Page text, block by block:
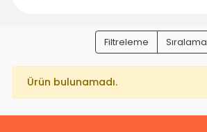
Filtreleme Sıralama
Ürün bulunamadı.